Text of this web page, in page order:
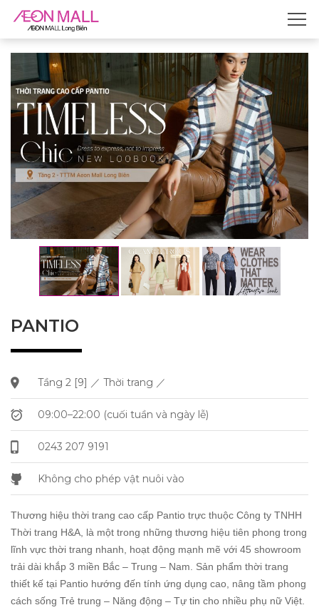
PANTIO
Tầng 2 [9] ／ Thời trang ／
09:00–22:00 (cuối tuần và ngày lễ)
0243 207 9191
Không cho phép vật nuôi vào
Thương hiệu thời trang cao cấp Pantio trực thuộc Công ty TNHH
Thời trang H&A, là một trong những thương hiệu tiên phong trong
lĩnh vực thời trang nhanh, hoạt động mạnh mẽ với 45 showroom
trải dài khắp 3 miền Bắc – Trung – Nam. Sản phẩm thời trang
thiết kế tại Pantio hướng đến tính ứng dụng cao, nâng tầm phong
cách sống Trẻ trung – Năng động – Tự tin cho nhiều phụ nữ Việt.